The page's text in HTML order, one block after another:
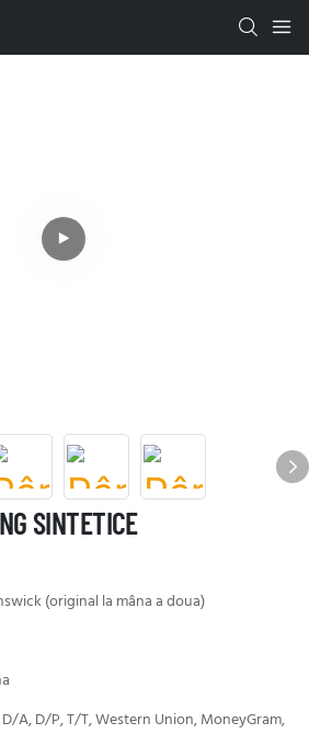
SINTETICE
(original la mâna a doua)
A, D/P, T/T, Western Union, MoneyGram,